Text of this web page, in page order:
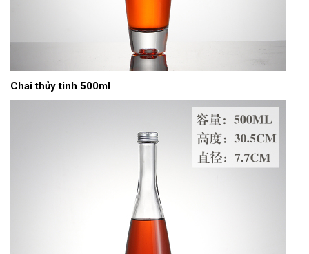
Chai thủy tinh 500ml